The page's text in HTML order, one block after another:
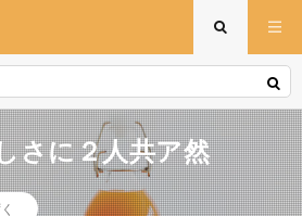
さに２人共ア然